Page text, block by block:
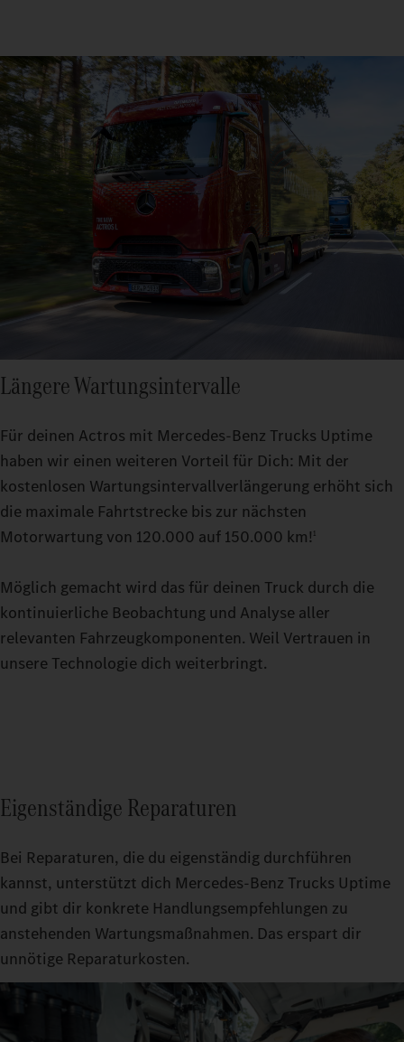
Längere Wartungsintervalle
Für deinen Actros mit Mercedes‑Benz Trucks Uptime
haben wir einen weiteren Vorteil für Dich: Mit der
kostenlosen Wartungsintervallverlängerung erhöht sich
die maximale Fahrtstrecke bis zur nächsten
Motorwartung von 120.000 auf 150.000 km! 1
Möglich gemacht wird das für deinen Truck durch die
kontinuierliche Beobachtung und Analyse aller
relevanten Fahrzeugkomponenten. Weil Vertrauen in
unsere Technologie dich weiterbringt.
Eigenständige Reparaturen
Bei Reparaturen, die du eigenständig durchführen
kannst, unterstützt dich Mercedes‑Benz Trucks Uptime
und gibt dir konkrete Handlungsempfehlungen zu
anstehenden Wartungsmaßnahmen. Das erspart dir
unnötige Reparaturkosten.